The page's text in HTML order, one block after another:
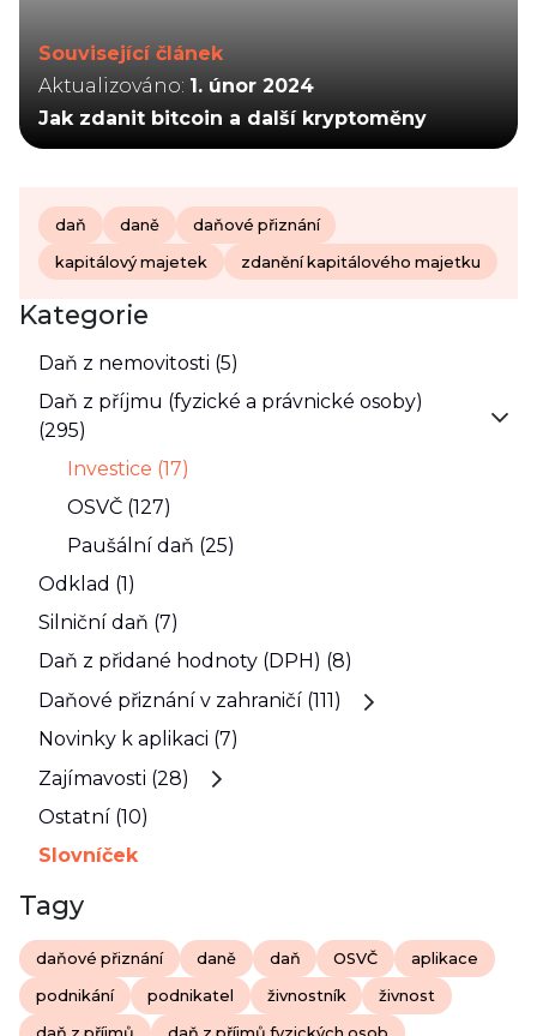
Související článek
Aktualizováno: 1. únor 2024
Jak zdanit bitcoin a další kryptoměny
daň daně daňové přiznání
kapitálový majetek zdanění kapitálového majetku
Kategorie
Daň z nemovitosti (5)
Daň z příjmu (fyzické a právnické osoby)
(295)
Investice (17)
OSVČ (127)
Paušální daň (25)
Odklad (1)
Silniční daň (7)
Daň z přidané hodnoty (DPH) (8)
Daňové přiznání v zahraničí (111)
Novinky k aplikaci (7)
Zajímavosti (28)
Ostatní (10)
Slovníček
Tagy
daňové přiznání daně daň OSVČ aplikace
podnikání podnikatel živnostník živnost